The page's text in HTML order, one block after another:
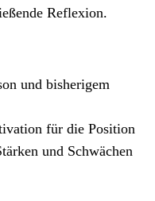
Reflexion.
und bisherigem
für die Position
und Schwächen